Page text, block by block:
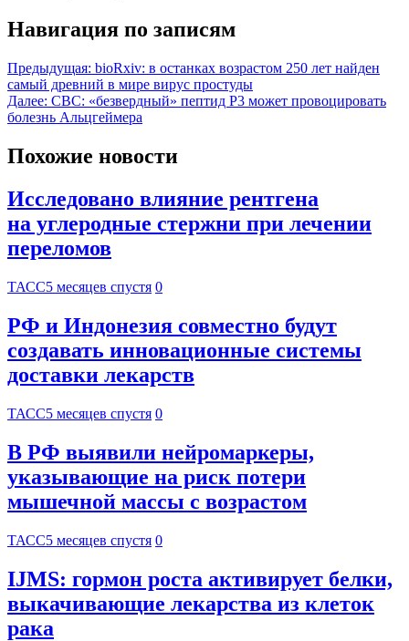
Навигация по записям
Предыдущая: bioRxiv: в останках возрастом 250 лет найден
самый древний в мире вирус простуды
Далее: CBC: «безвердный» пептид P3 может провоцировать
болезнь Альцгеймера
Похожие новости
Исследовано влияние рентгена
на углеродные стержни при лечении
переломов
ТАСС5 месяцев спустя 0
РФ и Индонезия совместно будут
создавать инновационные системы
доставки лекарств
ТАСС5 месяцев спустя 0
В РФ выявили нейромаркеры,
указывающие на риск потери
мышечной массы с возрастом
ТАСС5 месяцев спустя 0
IJMS: гормон роста активирует белки,
выкачивающие лекарства из клеток
рака